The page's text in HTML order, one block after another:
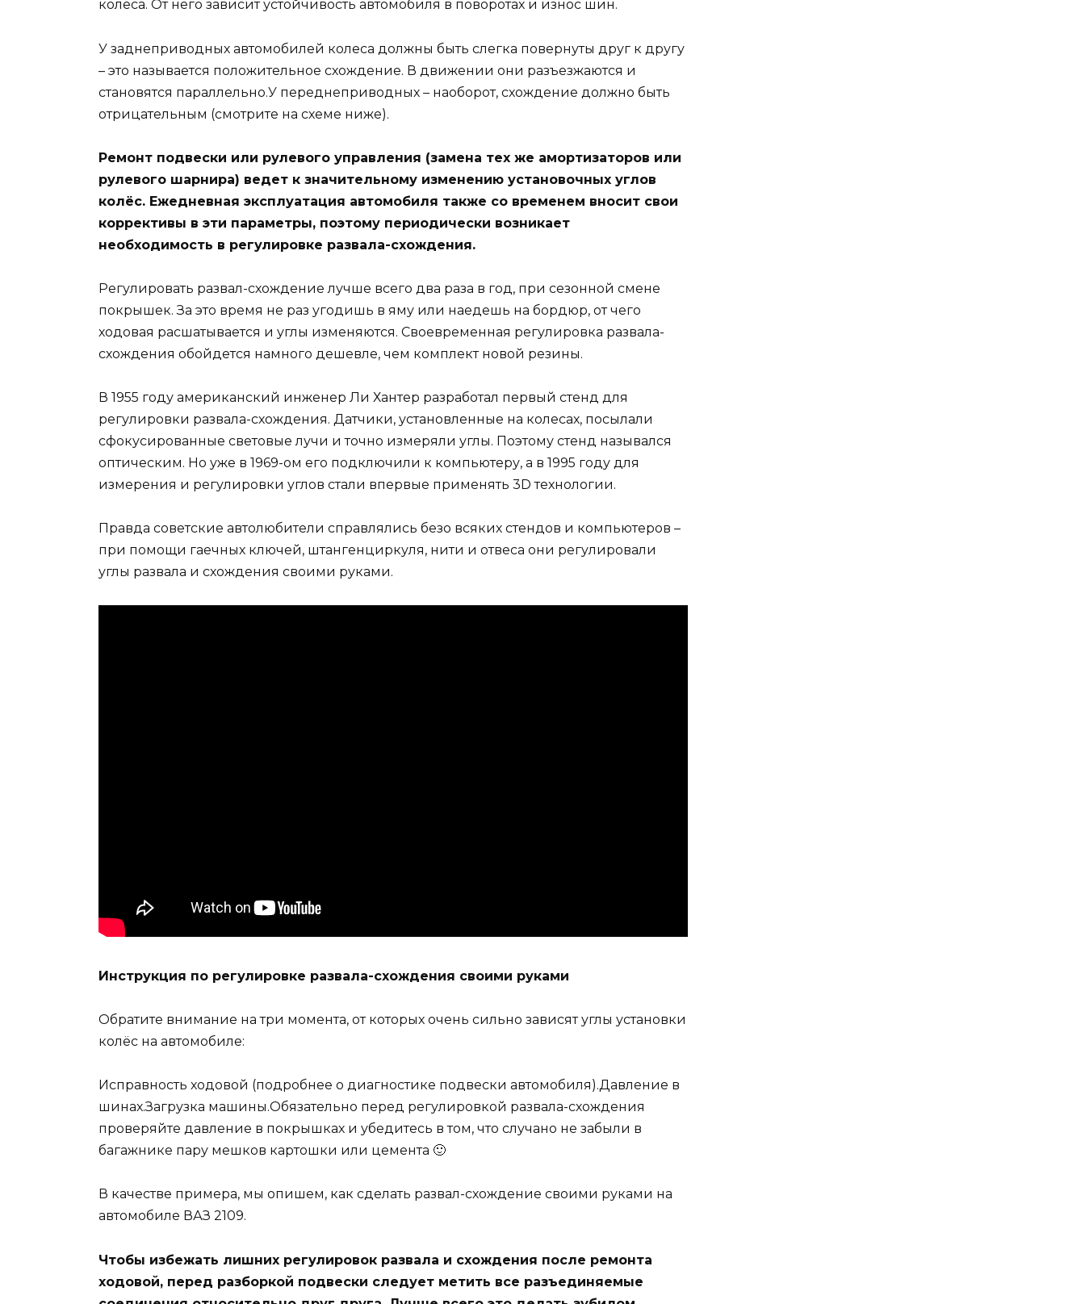
колеса. От него зависит устойчивость автомобиля в поворотах и износ шин.
У заднеприводных автомобилей колеса должны быть слегка повернуты друг к другу
– это называется положительное схождение. В движении они разъезжаются и
становятся параллельно.У переднеприводных – наоборот, схождение должно быть
отрицательным (смотрите на схеме ниже).
Ремонт подвески или рулевого управления (замена тех же амортизаторов или
рулевого шарнира) ведет к значительному изменению установочных углов
колёс. Ежедневная эксплуатация автомобиля также со временем вносит свои
коррективы в эти параметры, поэтому периодически возникает
необходимость в регулировке развала-схождения.
Регулировать развал-схождение лучше всего два раза в год, при сезонной смене
покрышек. За это время не раз угодишь в яму или наедешь на бордюр, от чего
ходовая расшатывается и углы изменяются. Своевременная регулировка развала-
схождения обойдется намного дешевле, чем комплект новой резины.
В 1955 году американский инженер Ли Хантер разработал первый стенд для
регулировки развала-схождения. Датчики, установленные на колесах, посылали
сфокусированные световые лучи и точно измеряли углы. Поэтому стенд назывался
оптическим. Но уже в 1969-ом его подключили к компьютеру, а в 1995 году для
измерения и регулировки углов стали впервые применять 3D технологии.
Правда советские автолюбители справлялись безо всяких стендов и компьютеров –
при помощи гаечных ключей, штангенциркуля, нити и отвеса они регулировали
углы развала и схождения своими руками.
Инструкция по регулировке развала-схождения своими руками
Обратите внимание на три момента, от которых очень сильно зависят углы установки
колёс на автомобиле:
Исправность ходовой (подробнее о диагностике подвески автомобиля).Давление в
шинах.Загрузка машины.Обязательно перед регулировкой развала-схождения
проверяйте давление в покрышках и убедитесь в том, что случано не забыли в
багажнике пару мешков картошки или цемента 🙂
В качестве примера, мы опишем, как сделать развал-схождение своими руками на
автомобиле ВАЗ 2109.
Чтобы избежать лишних регулировок развала и схождения после ремонта
ходовой, перед разборкой подвески следует метить все разъединяемые